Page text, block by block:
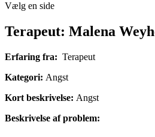
Vælg en side
Terapeut: Malena
Erfaring fra: Terapeut
Kategori: Angst
Kort beskrivelse: Angst
Beskrivelse af problem: